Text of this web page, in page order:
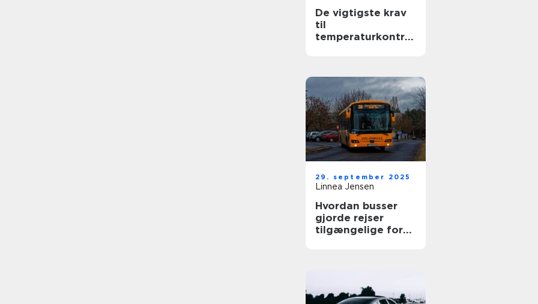
De vigtigste krav
til
temperaturkontrol
29. september 2025
Linnea Jensen
Hvordan busser
gjorde rejser
tilgængelige for